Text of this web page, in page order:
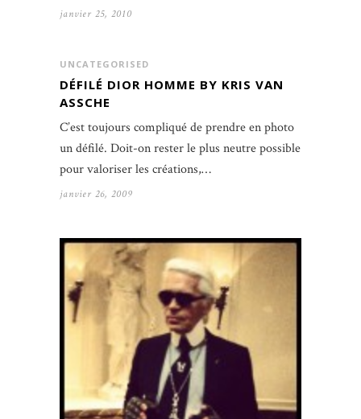
janvier 25, 2010
UNCATEGORISED
DÉFILÉ DIOR HOMME BY KRIS VAN
ASSCHE
C’est toujours compliqué de prendre en photo
un défilé. Doit-on rester le plus neutre possible
pour valoriser les créations,…
janvier 26, 2009